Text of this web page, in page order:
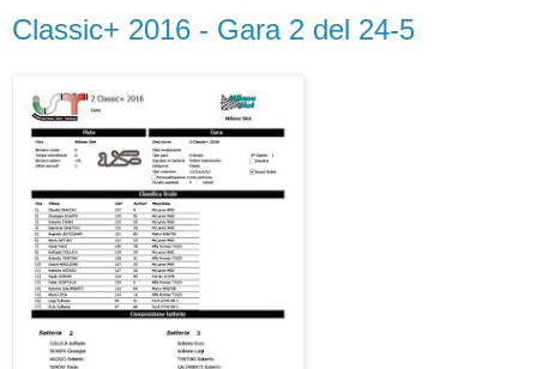
Classic+ 2016 - Gara 2 del 24-5